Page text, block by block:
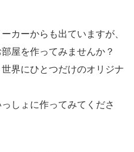
カーからも出ていますが、
屋を作ってみませんか？
界にひとつだけのオリジナ
しょに作ってみてくださ